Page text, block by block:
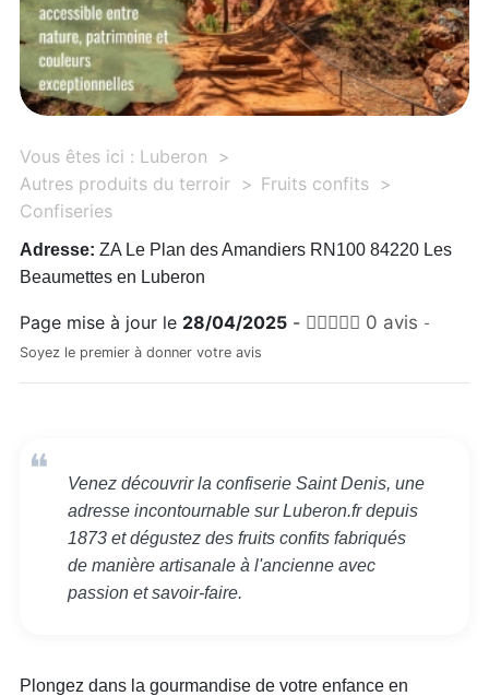
Vous êtes ici : Luberon
Autres produits du terroir
Fruits confits
Confiseries
Adresse: ZA Le Plan des Amandiers RN100 84220 Les
Beaumettes en Luberon
Page mise à jour le 28/04/2025- 0 avis -
Soyez le premier à donner votre avis
Venez découvrir la confiserie Saint Denis, une
adresse incontournable sur Luberon.fr depuis
1873 et dégustez des fruits confits fabriqués
de manière artisanale à l'ancienne avec
passion et savoir-faire.
Plongez dans la gourmandise de votre enfance en